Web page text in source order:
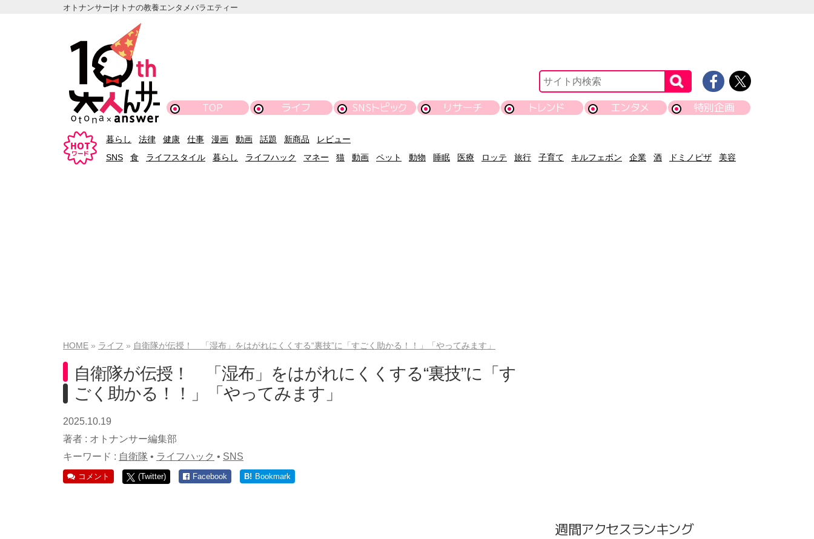
オトナンサー|オトナの教養エンタメバラエティー
TOP ライフ SNSトピック リサーチ トレンド エンタメ 特別企画
暮らし 法律 健康 仕事 漫画 動画 話題 新商品
レビュー
SNS
食 ライフスタイル 暮らし ライフハック マネー 猫 動画 ペット 動物 睡眠 医療 ロッテ 旅行 子育て キルフェボン 企業 酒 ドミノピザ 美容
HOME ライフ 自衛隊が伝授！ 「湿布」をはがれにくくする“裏技”に「すごく助かる！！」「やってみます」
自衛隊が伝授！ 「湿布」をはがれにくくする“裏技”に「す
ごく助かる！！」「やってみます」
2025.10.19
著者 : オトナンサー編集部
キーワード : 自衛隊 • ライフハック • SNS
コメント (Twitter) Facebook B! Bookmark
週間アクセスランキング